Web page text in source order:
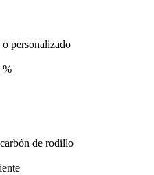
personalizado
%
de rodillo